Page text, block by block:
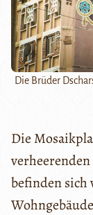
Die Brüder
Die
befinden sich